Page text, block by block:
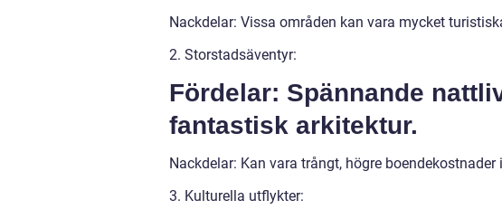
Nackdelar: Vissa områden kan vara mycket
2. Storstadsäventyr:
Fördelar: Spännande
fantastisk arkitektur.
Nackdelar: Kan vara trångt, högre
3. Kulturella utflykter: